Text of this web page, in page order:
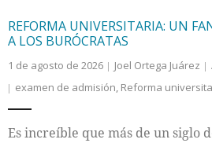
REFORMA UNIVERSITARIA: UN
A LOS BURÓCRATAS
1 de agosto de 2026 Joel Ortega Juárez
examen de admisión, Reforma
Es increíble que más de un siglo